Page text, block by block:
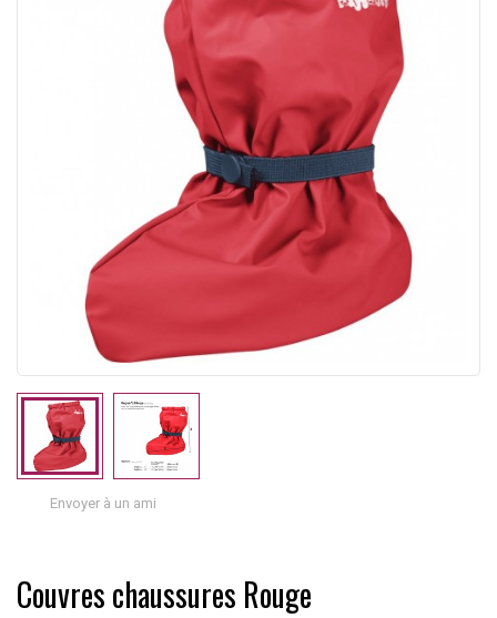
Envoyer à un ami
Couvres chaussures Rouge